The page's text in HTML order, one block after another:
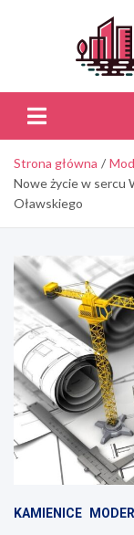
Strona główna
Nowe życie w sercu
Oławskiego
KAMIENICE